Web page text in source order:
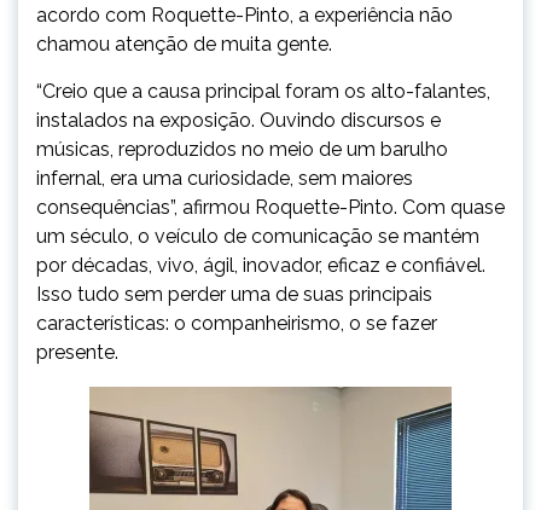
acordo com Roquette-Pinto, a experiência não
chamou atenção de muita gente.
“Creio que a causa principal foram os alto-falantes,
instalados na exposição. Ouvindo discursos e
músicas, reproduzidos no meio de um barulho
infernal, era uma curiosidade, sem maiores
consequências”, afirmou Roquette-Pinto. Com quase
um século, o veículo de comunicação se mantém
por décadas, vivo, ágil, inovador, eficaz e confiável.
Isso tudo sem perder uma de suas principais
características: o companheirismo, o se fazer
presente.